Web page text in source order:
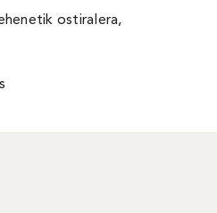
ostiralera,